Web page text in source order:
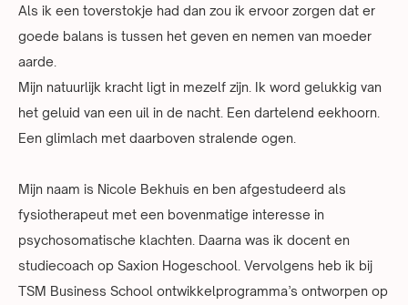
Als ik een toverstokje had dan zou ik ervoor zorgen dat er
goede balans is tussen het geven en nemen van moeder
aarde.
Mijn natuurlijk kracht ligt in mezelf zijn. Ik word gelukkig van
het geluid van een uil in de nacht. Een dartelend eekhoorn.
Een glimlach met daarboven stralende ogen.
Mijn naam is Nicole Bekhuis en ben afgestudeerd als
fysiotherapeut met een bovenmatige interesse in
psychosomatische klachten. Daarna was ik docent en
studiecoach op Saxion Hogeschool. Vervolgens heb ik bij
TSM Business School ontwikkelprogramma’s ontworpen op